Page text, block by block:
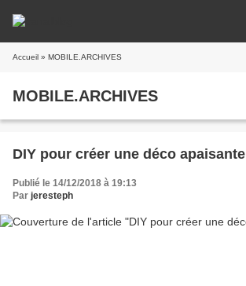
Accueil » MOBILE.ARCHIVES
MOBILE.ARCHIVES
DIY pour créer une déco apaisante
Publié le 14/12/2018 à 19:13
Par jeresteph